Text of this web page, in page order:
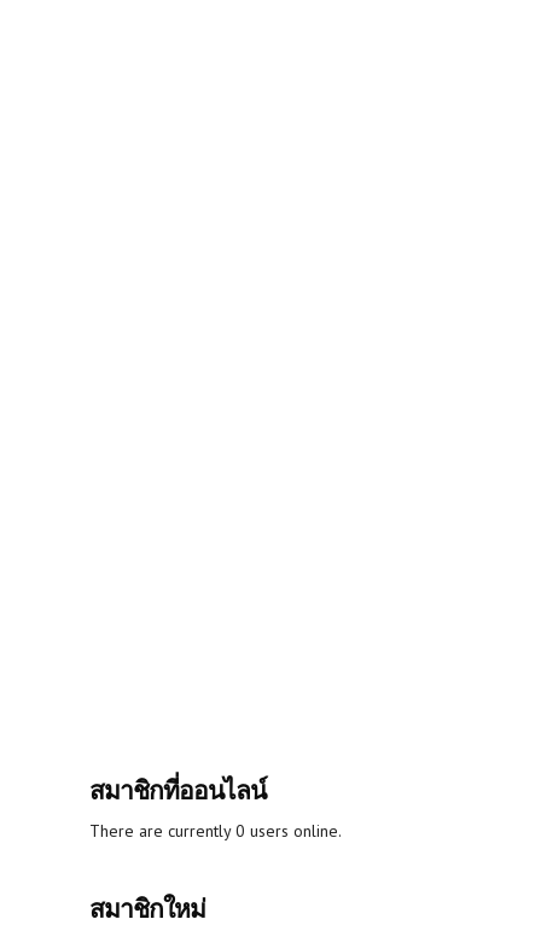
สมาชิกที่ออนไลน์
There are currently 0 users online.
สมาชิกใหม่